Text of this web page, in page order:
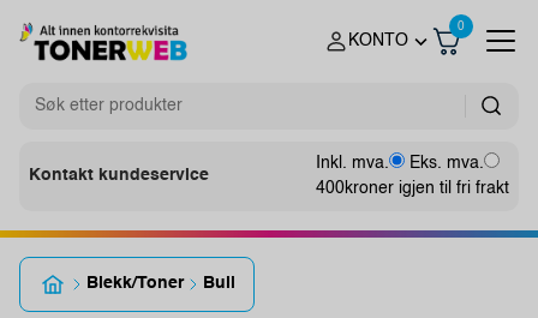
KONTO
0
Kontakt kundeservice
Inkl. mva.
Eks. mva.
400kroner igjen til fri frakt
Blekk/Toner Bull